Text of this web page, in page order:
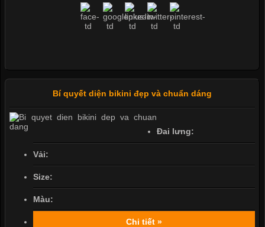
Bí quyết diện bikini đẹp và chuẩn dáng
Đai lưng:
Vải:
Size:
Màu:
Chi tiết »